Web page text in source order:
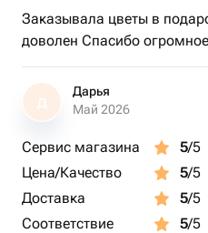
Заказывала цветы в
доволен Спасибо
Д
Дарья
Май 2026
Сервис магазина 5/5
Цена/Качество
5/5
Доставка
5/5
Соответствие
5/5